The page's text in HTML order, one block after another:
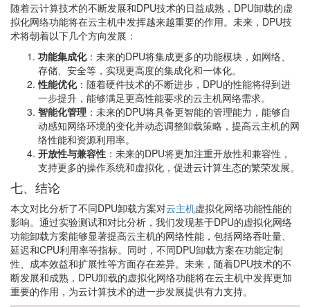
随着云计算技术的不断发展和DPU技术的日益成熟，DPU卸载的虚
拟化网络功能将在云主机中发挥越来越重要的作用。未来，DPU技
术将朝着以下几个方向发展：
功能集成化：未来的DPU将集成更多的功能模块，如网络、
存储、安全等，实现更高度的集成化和一体化。
性能优化：随着硬件技术的不断进步，DPU的性能将得到进
一步提升，能够满足更高性能要求的云主机网络需求。
智能化管理 ：未来的DPU将具备更智能的管理能力，能够自
动感知网络环境的变化并动态调整卸载策略，提高云主机的网
络性能和资源利用率。
开放性与兼容性 ：未来的DPU将更加注重开放性和兼容性，
支持更多的操作系统和虚拟化，促进云计算生态的繁荣发展。
七、结论
本文对比分析了不同DPU卸载方案对云主机虚拟化网络功能性能的
影响。通过实验测试和对比分析，我们发现基于DPU的虚拟化网络
功能卸载方案能够显著提高云主机的网络性能，包括网络吞吐量、
延迟和CPU利用率等指标。同时，不同DPU卸载方案在功能定制
性、成本效益和扩展性等方面存在差异。未来，随着DPU技术的不
断发展和成熟，DPU卸载的虚拟化网络功能将在云主机中发挥更加
重要的作用，为云计算技术的进一步发展提供有力支持。